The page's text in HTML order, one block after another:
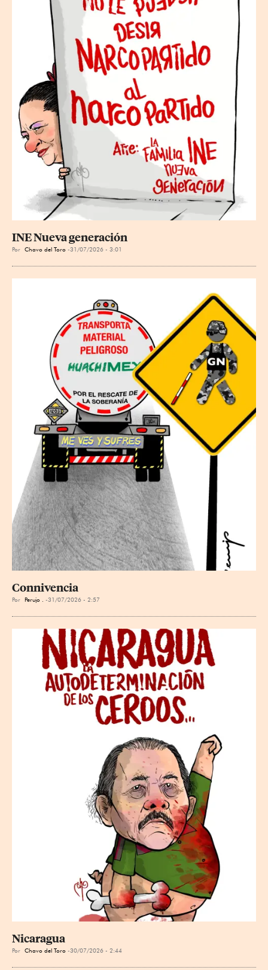
INE Nueva generación
Por Chavo del Toro 31/07/2026 - 3:01
Connivencia
Por Perujo . 31/07/2026 - 2:57
Nicaragua
Por Chavo del Toro 30/07/2026 - 2:44